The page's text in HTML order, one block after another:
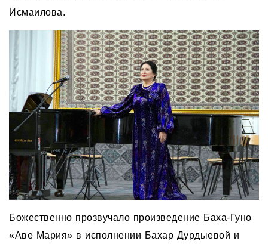
Исмаилова.
Божественно прозвучало произведение Баха-Гуно
«Аве Мария» в исполнении Бахар Дурдыевой и